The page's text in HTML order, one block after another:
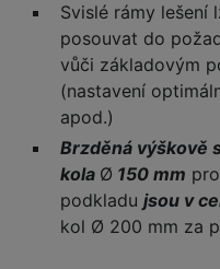
Svislé rámy lešení
posouvat do
vůči základovým
(nastavení
apod.)
Brzděná výškově
kola Ø 150 mm
podkladu jsou v
kol Ø 200 mm za